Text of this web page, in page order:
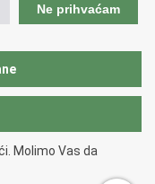
u Zadru (MCPA)
Ne prihvaćam
Molimo Vas da